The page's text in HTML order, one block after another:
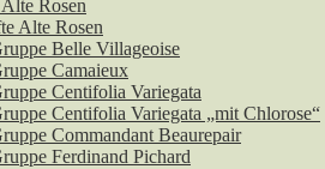
Rosen
Alte Rosen
Belle Villageoise
Camaieux
Centifolia Variegata
Centifolia Variegata „mit Chlorose“
Commandant Beaurepair
Ferdinand Pichard